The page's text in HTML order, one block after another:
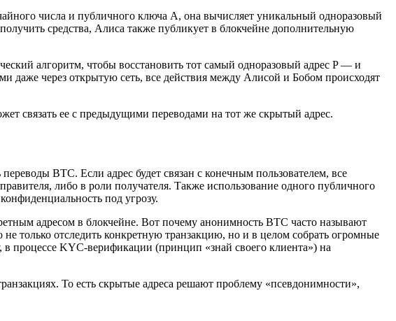
числа и публичного ключа А, она вычисляет уникальный одноразовый
средства, Алиса также публикует в блокчейне дополнительную
алгоритм, чтобы восстановить тот самый одноразовый адрес P — и
даже через открытую сеть, все действия между Алисой и Бобом происходят
связать ее с предыдущими переводами на тот же скрытый адрес.
BTC. Если адрес будет связан с конечным пользователем, все
либо в роли получателя. Также использование одного публичного
под угрозу.
адресом в блокчейне. Вот почему анонимность BTC часто называют
только отследить конкретную транзакцию, но и в целом собрать огромные
в процессе KYC-верификации (принцип «знай своего клиента») на
То есть скрытые адреса решают проблему «псевдонимности»,